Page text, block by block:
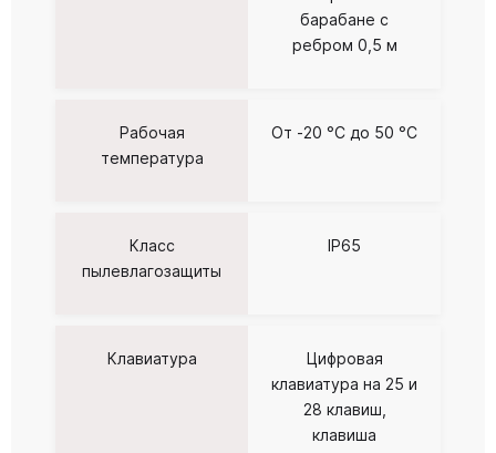
барабане с
ребром 0,5 м
Рабочая
температура
От -20 °C до 50 °C
Класс
пылевлагозащиты
IP65
Клавиатура
Цифровая
клавиатура на 25 и
28 клавиш,
клавиша